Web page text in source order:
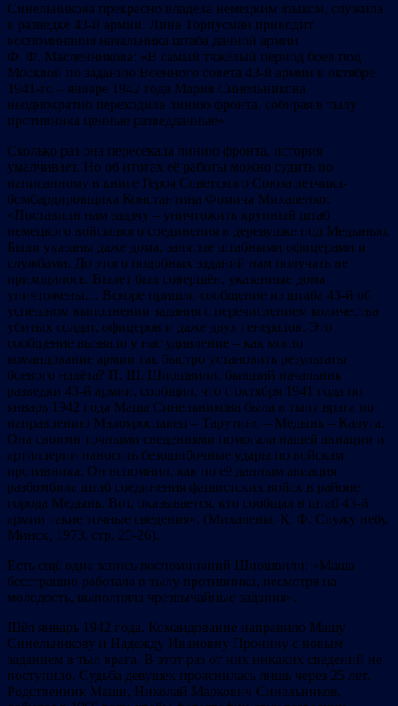
Синельникова прекрасно владела немецким языком, служила
в разведке 43-й армии. Лина Торпусман приводит
воспоминания начальника штаба данной армии
Ф. Ф. Масленникова: «В самый тяжёлый период боев под
Москвой по заданию Военного совета 43-й армии в октябре
1941-го – январе 1942 года Мария Синельникова
неоднократно переходила линию фронта, собирая в тылу
противника ценные разведданные».
Сколько раз она пересекала линию фронта, история
умалчивает. Но об итогах её работы можно судить по
написанному в книге Героя Советского Союза летчика-
бомбардировщика Константина Фомича Михаленко:
«Поставили нам задачу – уничтожить крупный штаб
немецкого войскового соединения в деревушке под Медынью.
Были указаны даже дома, занятые штабными офицерами и
службами. До этого подобных заданий нам получать не
приходилось. Вылет был совершён, указанные дома
уничтожены… Вскоре пришло сообщение из штаба 43-й об
успешном выполнении задания с перечислением количества
убитых солдат, офицеров и даже двух генералов. Это
сообщение вызвало у нас удивление – как могло
командование армии так быстро установить результаты
боевого налёта? П. Ш. Шиошвили, бывший начальник
разведки 43-й армии, сообщил, что с октября 1941 года по
январь 1942 года Маша Синельникова была в тылу врага по
направлению Малоярославец – Тарутино – Медынь – Калуга.
Она своими точными сведениями помогала нашей авиации и
артиллерии наносить безошибочные удары по войскам
противника. Он вспомнил, как по её данным авиация
разбомбила штаб соединения фашистских войск в районе
города Медынь. Вот, оказывается, кто сообщал в штаб 43-й
армии такие точные сведения». (Михаленко К. Ф. Служу небу.
Минск, 1973, стр. 25-26).
Есть ещё одна запись воспоминаний Шиошвили: «Маша
бесстрашно работала в тылу противника, несмотря на
молодость, выполняла чрезвычайные задания».
Шёл январь 1942 года. Командование направило Машу
Синельникову и Надежду Ивановну Пронину с новым
заданием в тыл врага. В этот раз от них никаких сведений не
поступило. Судьба девушек прояснилась лишь через 25 лет.
Родственник Маши, Николай Маркович Синельников,